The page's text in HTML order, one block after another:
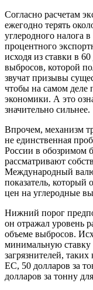
Согласно расчетам
ежегодно терять
углеродного налога
процентного
исходя из ставки в
выбросов, которой
звучат призывы
чтобы на самом деле
экономики. А это
значительно сильнее.
Впрочем, механизм
не единственная
России в обозримом
рассматривают
Международный
показатель,
цен на углеродные
Нижний порог
он отражал уровень
объеме выбросов.
минимальную ставку
загрязнителей,
ЕС, 50 долларов за
долларов за тонну